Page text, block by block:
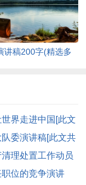
讲稿200字(精选多
界走进中国[此文
委演讲稿[此文共
理处置工作动员
料[此文共3208字]
位的竞争演讲